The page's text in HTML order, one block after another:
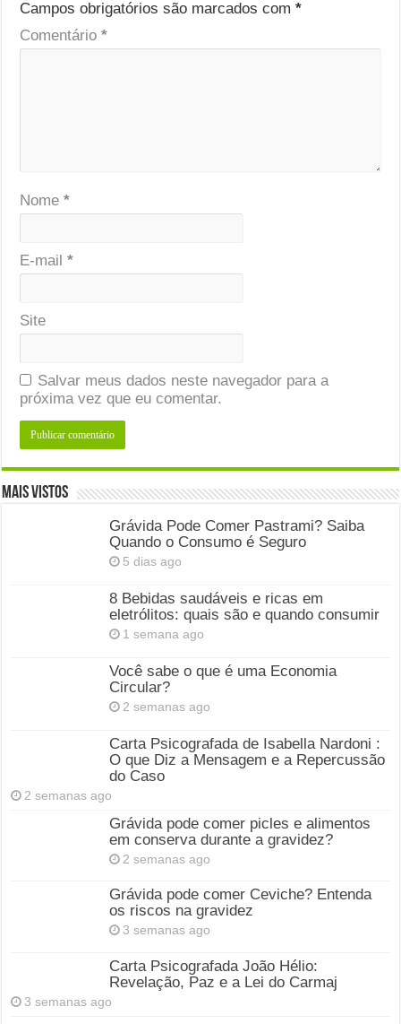
Campos obrigatórios são marcados com*
Comentário*
Nome*
E-mail*
Site
Salvar meus dados neste navegador para a
próxima vez que eu comentar.
Mais Vistos
Grávida Pode Comer Pastrami? Saiba
Quando o Consumo é Seguro
5 dias ago
8 Bebidas saudáveis e ricas em
eletrólitos: quais são e quando consumir
1 semana ago
Você sabe o que é uma Economia
Circular?
2 semanas ago
Carta Psicografada de Isabella Nardoni :
O que Diz a Mensagem e a Repercussão
do Caso
2 semanas ago
Grávida pode comer picles e alimentos
em conserva durante a gravidez?
2 semanas ago
Grávida pode comer Ceviche? Entenda
os riscos na gravidez
3 semanas ago
Carta Psicografada João Hélio:
Revelação, Paz e a Lei do Carmaj
3 semanas ago